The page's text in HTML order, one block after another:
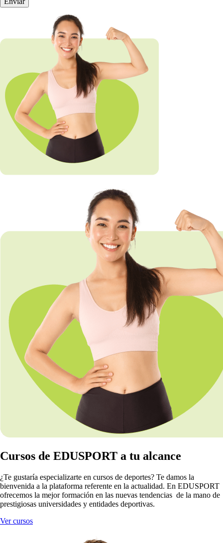
Cursos de EDUSPORT a tu alcance
¿Te gustaría especializarte en cursos de deportes? Te damos la
bienvenida a la plataforma referente en la actualidad. En EDUSPORT
ofrecemos la mejor formación en las nuevas tendencias de la mano de
prestigiosas universidades y entidades deportivas.
Ver cursos